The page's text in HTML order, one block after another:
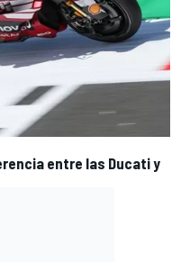
entre las Ducati y